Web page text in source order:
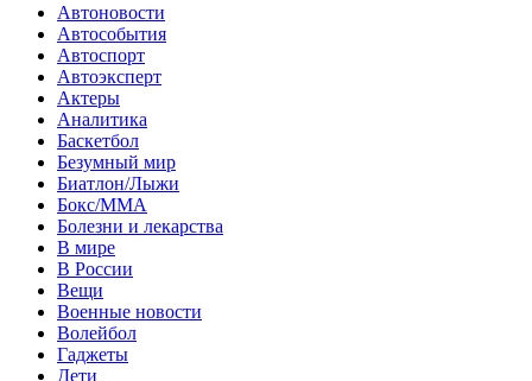
Автоновости
Автособытия
Автоспорт
Автоэксперт
Актеры
Аналитика
Баскетбол
Безумный мир
Биатлон/Лыжи
Бокс/MMA
Болезни и лекарства
В мире
В России
Вещи
Военные новости
Волейбол
Гаджеты
Дети